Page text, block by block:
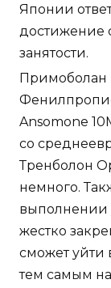
Японии
достижение
занятости.
Примоболан
Ansomone
со
Тренболон
немного.
выполнении
жестко
сможет уйти
тем самым